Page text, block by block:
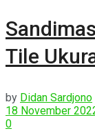
Tile
by Didan Sardjono
18 November
0